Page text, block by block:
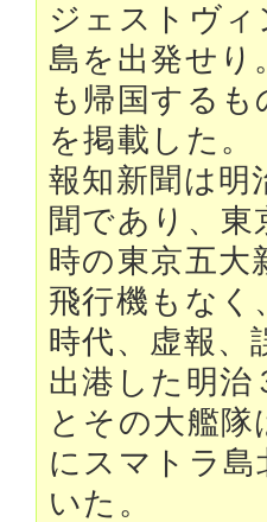
ジェストヴ
島を出発せり
も帰国する
を掲載した。
報知新聞は明
聞であり、東
時の東京五大
飛行機もな
時代、虚報、
出港した明治
とその大艦
にスマトラ
いた。